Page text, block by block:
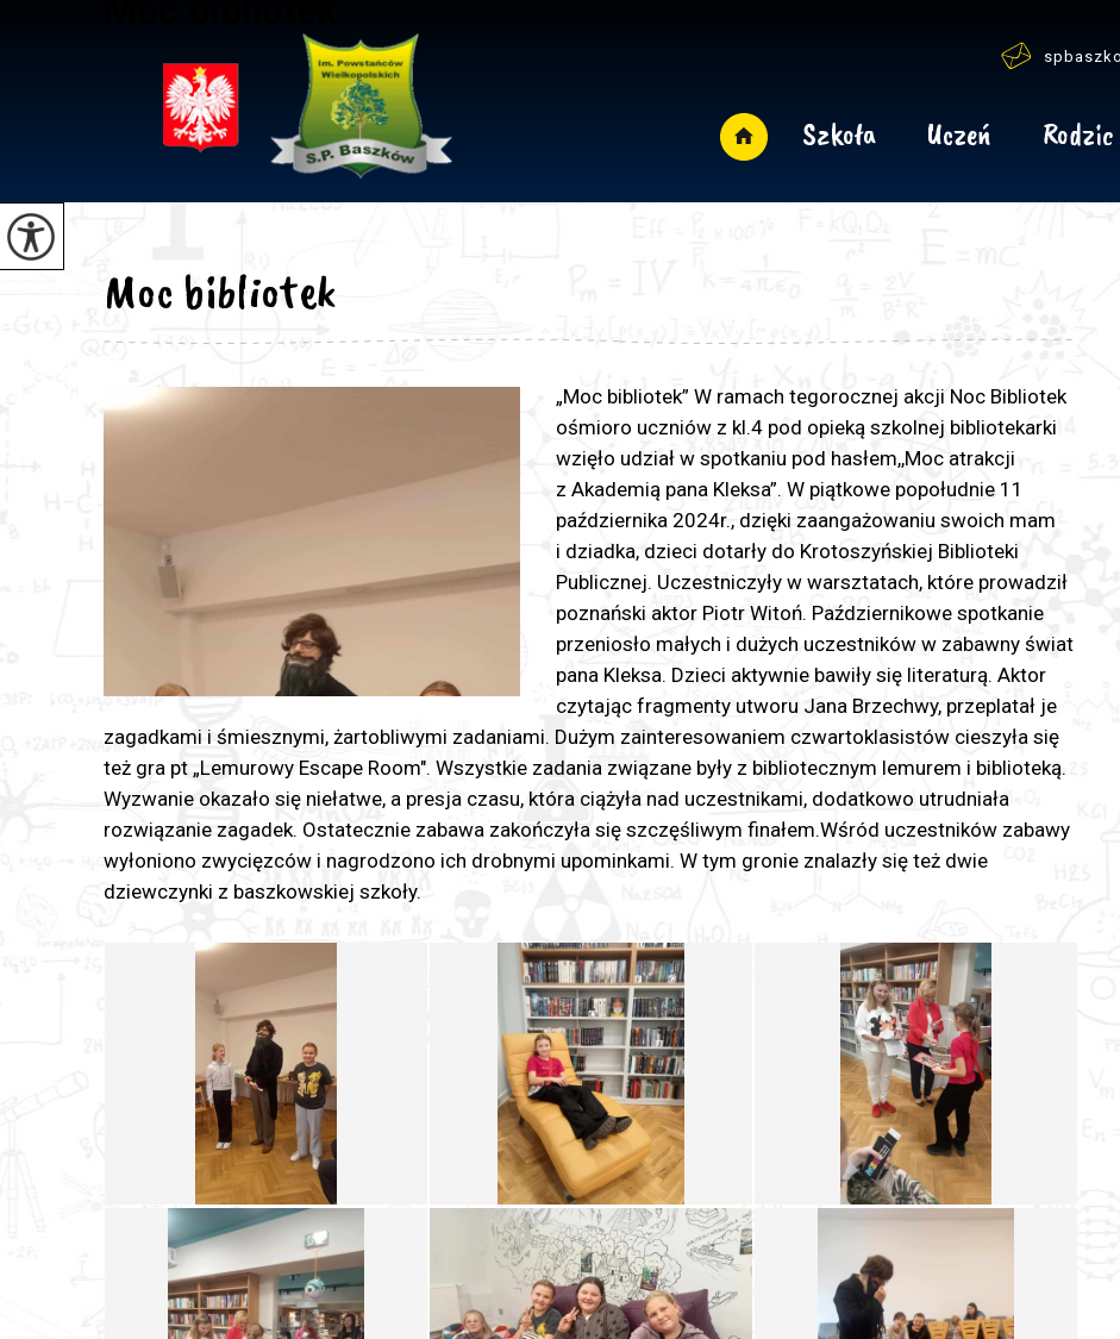
Szkoła Uczeń Rodzic
Moc bibliotek
„Moc bibliotek” W ramach tegorocznej akcji Noc Bibliotek
ośmioro uczniów z kl.4 pod opieką szkolnej bibliotekarki
wzięło udział w spotkaniu pod hasłem,,Moc atrakcji
z Akademią pana Kleksa”. W piątkowe popołudnie 11
października 2024r., dzięki zaangażowaniu swoich mam
i dziadka, dzieci dotarły do Krotoszyńskiej Biblioteki
Publicznej. Uczestniczyły w warsztatach, które prowadził
poznański aktor Piotr Witoń. Październikowe spotkanie
przeniosło małych i dużych uczestników w zabawny świat
pana Kleksa. Dzieci aktywnie bawiły się literaturą. Aktor
czytając fragmenty utworu Jana Brzechwy, przeplatał je
zagadkami i śmiesznymi, żartobliwymi zadaniami. Dużym zainteresowaniem czwartoklasistów cieszyła się
też gra pt „Lemurowy Escape Room". Wszystkie zadania związane były z bibliotecznym lemurem i biblioteką.
Wyzwanie okazało się niełatwe, a presja czasu, która ciążyła nad uczestnikami, dodatkowo utrudniała
rozwiązanie zagadek. Ostatecznie zabawa zakończyła się szczęśliwym finałem.Wśród uczestników zabawy
wyłoniono zwycięzców i nagrodzono ich drobnymi upominkami. W tym gronie znalazły się też dwie
dziewczynki z baszkowskiej szkoły.